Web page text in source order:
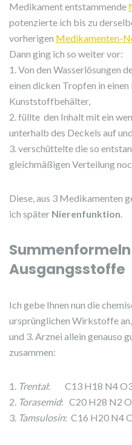
Medikament entstammende
potenzierte ich bis zu
vorherigen Medikamenten-
Dann ging ich so weiter vor:
1. Von den Wasserlösungen
einen dicken Tropfen in
Kunststoffbehälter,
2. füllte den Inhalt mit ein
unterhalb des Deckels auf und
3. verschüttelte die so
gleichmäßigen Verteilung
Diese, aus 3 Medikamenten
ich später Nierenfunktion.
Ausgangsstoffe
Ich gebe Ihnen nun die
ursprünglichen Wirkstoffe an,
und 3. Arznei allein genauso
zusammen:
1. Trental: C13 H18 N4
2. Torasemid: C20 H28 N2
3. Tamsulosin: C16 H20 N4